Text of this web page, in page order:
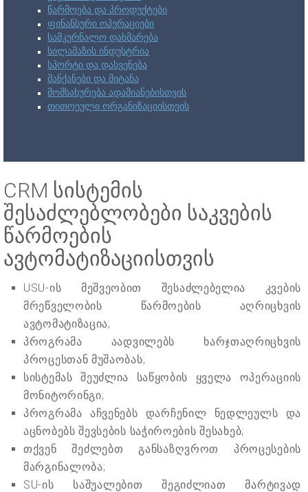
წარმოება და პროდუქტები
ფინანსური ოპერაციები
სამკურნალო დახმარება
სილამაზის ინდუსტრია
სპორტი და დასვენება
მანქანები და მიტანა
მომსახურება ადამიანებისთვის
თითოეული ორგანიზაციისთვის
CRM სისტემის
შესაძლებლობები საკვების
წარმოების
ავტომატიზაციისთვის
USU-ის მეშვეობით შესაძლებელია კვების
მრეწველობის წარმოების აღრიცხვის
ავტომატიზაცია;
პროგრამა აადვილებს ხარჯთაღრიცხვის
პროცესთან მუშაობას;
სისტემას შეუძლია საწყობის ყველა ოპერაციის
მონიტორინგი;
პროგრამა აჩვენებს დარჩენილ ნედლეულს და
აცნობებს შევსების საჭიროების შესახებ;
თქვენ შეძლებთ განსაზღვროთ პროცესების
მარგინალობა;
SU-ის საშუალებით შეგიძლიათ მარტივად